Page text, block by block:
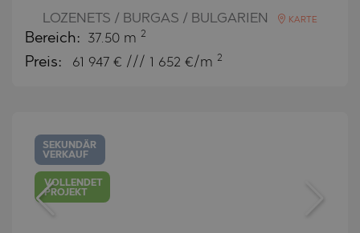
LOZENETS / BURGAS / BULGARIEN KARTE
Bereich: 37.50 m 2
Preis: 61 947 € /// 1 652 €/m 2
SEKUNDÄR
VERKAUF
VOLLENDET
PROJEKT